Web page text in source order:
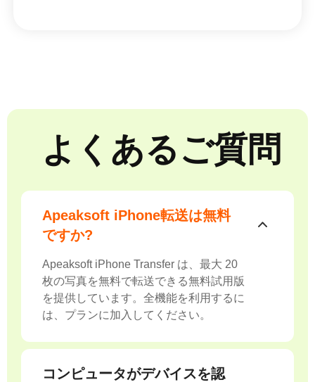
よくあるご質問
Apeaksoft iPhone転送は無料
ですか?
Apeaksoft iPhone Transfer は、最大 20
枚の写真を無料で転送できる無料試用版
を提供しています。全機能を利用するに
は、プランに加入してください。
コンピュータがデバイスを認